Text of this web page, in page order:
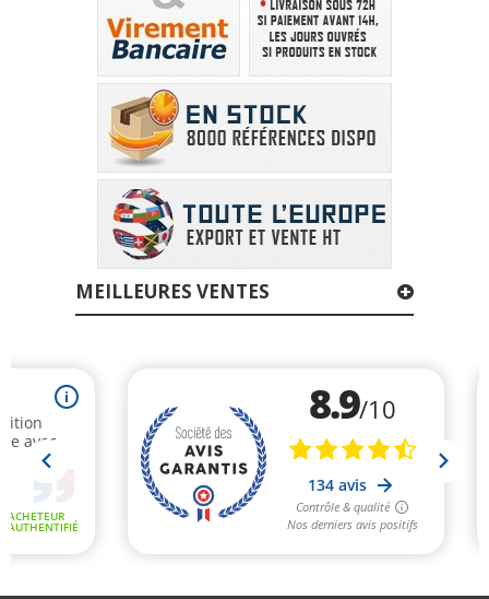
MEILLEURES VENTES